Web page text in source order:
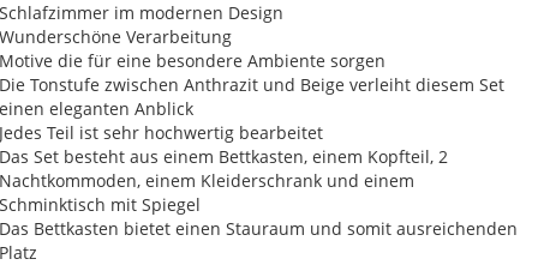
Schlafzimmer im modernen Design
Wunderschöne Verarbeitung
Motive die für eine besondere Ambiente sorgen
Die Tonstufe zwischen Anthrazit und Beige verleiht diesem Set
einen eleganten Anblick
Jedes Teil ist sehr hochwertig bearbeitet
Das Set besteht aus einem Bettkasten, einem Kopfteil, 2
Nachtkommoden, einem Kleiderschrank und einem
Schminktisch mit Spiegel
Das Bettkasten bietet einen Stauraum und somit ausreichenden
Platz